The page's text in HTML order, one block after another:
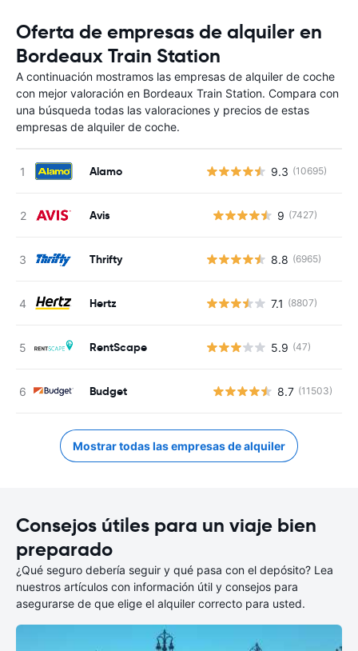
Oferta de empresas de alquiler en
Bordeaux Train Station
A continuación mostramos las empresas de alquiler de coche
con mejor valoración en Bordeaux Train Station. Compara con
una búsqueda todas las valoraciones y precios de estas
empresas de alquiler de coche.
Alamo 9.3 (10695)
Avis 9 (7427)
Thrifty 8.8 (6965)
Hertz 7.1 (8807)
RentScape 5.9 (47)
Budget 8.7 (11503)
Mostrar todas las empresas de alquiler
Consejos útiles para un viaje bien
preparado
¿Qué seguro debería seguir y qué pasa con el depósito? Lea
nuestros artículos con información útil y consejos para
asegurarse de que elige el alquiler correcto para usted.